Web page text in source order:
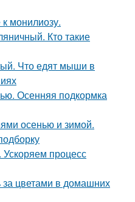
монилиозу.
Кто такие
Что едят мыши в
Осенняя подкормка
осенью и зимой.
процесс
за цветами в домашних